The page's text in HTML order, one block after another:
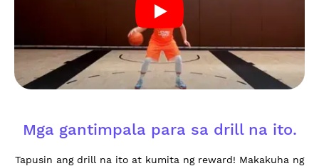
Mga gantimpala para sa drill na ito.
Tapusin ang drill na ito at kumita ng reward! Makakuha ng